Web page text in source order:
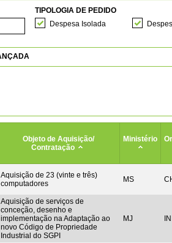
TIPOLOGIA DE PEDIDO
Despesa Isolada
Objeto de Aquisição/
Contratação
Ministério
Aquisição de 23 (vinte e três)
computadores
MS
Aquisição de serviços de
conceção, desenho e
implementação na Adaptação ao
novo Código de Propriedade
Industrial do SGPI
MJ